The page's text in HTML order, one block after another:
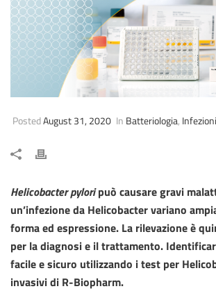
PostedAugust 31, 2020 In Batteriologia,
Helicobacter pyloripuò causare gravi
un’infezione da Helicobacter variano
forma ed espressione. La rilevazione è
per la diagnosi e il trattamento.
facile e sicuro utilizzando i test per
invasivi di R-Biopharm.